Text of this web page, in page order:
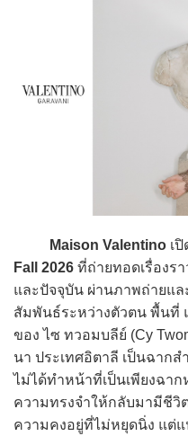
Maison Valentino เ
Fall 2026 ที่ถ่ายทอดเรื่องร
และปัจจุบัน ผ่านภาพถ่ายแ
สัมพันธ์ระหว่างตัวตน พื้นที่
ของ ไซ ทวอมบลีย์ (Cy
นา ประเทศอิตาลี เป็นฉาก
ไม่ได้ทำหน้าที่เป็นเพียงฉา
ความทรงจำให้กลับมามีชี
ความคงอยู่ที่ไม่หยุดนิ่ง แต่